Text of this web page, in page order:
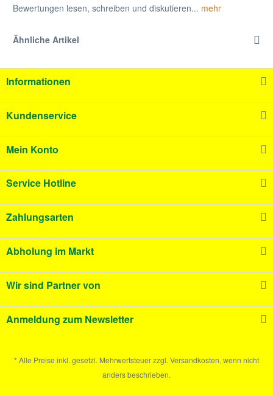
Bewertungen lesen, schreiben und diskutieren... mehr
Ähnliche Artikel
Informationen
Kundenservice
Mein Konto
Service Hotline
Zahlungsarten
Abholung im Markt
Wir sind Partner von
Anmeldung zum Newsletter
* Alle Preise inkl. gesetzl. Mehrwertsteuer zzgl. Versandkosten, wenn nicht
anders beschrieben.